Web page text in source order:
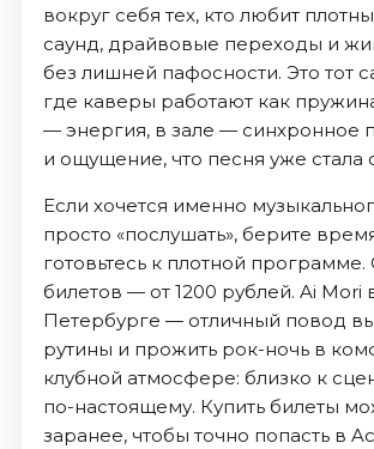
вокруг себя тех, кто любит
саунд, драйвовые переходы и
без лишней пафосности. Это тот
где каверы работают как
— энергия, в зале — синхронное
и ощущение, что песня уже стала
Если хочется именно
просто «послушать», берите
готовьтесь к плотной программе.
билетов — от 1200 рублей. Ai Mori
Петербурге — отличный повод
рутины и прожить рок-ночь в
клубной атмосфере: близко к
по-настоящему. Купить билеты
заранее, чтобы точно попасть в